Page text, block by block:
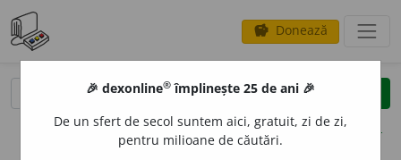
savings Donează
clear
opțiuni
🎉 dexonline® împlinește 25 de ani 🎉
De un sfert de secol suntem aici, gratuit, zi de zi,
pentru milioane de căutări.